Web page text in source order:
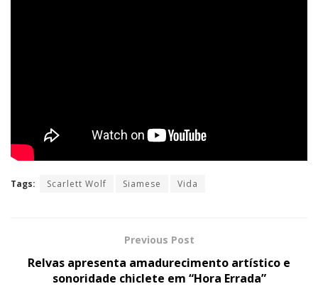
Tags: Scarlett Wolf Siamese Vida
Previous Post
Relvas apresenta amadurecimento artístico e
sonoridade chiclete em “Hora Errada”